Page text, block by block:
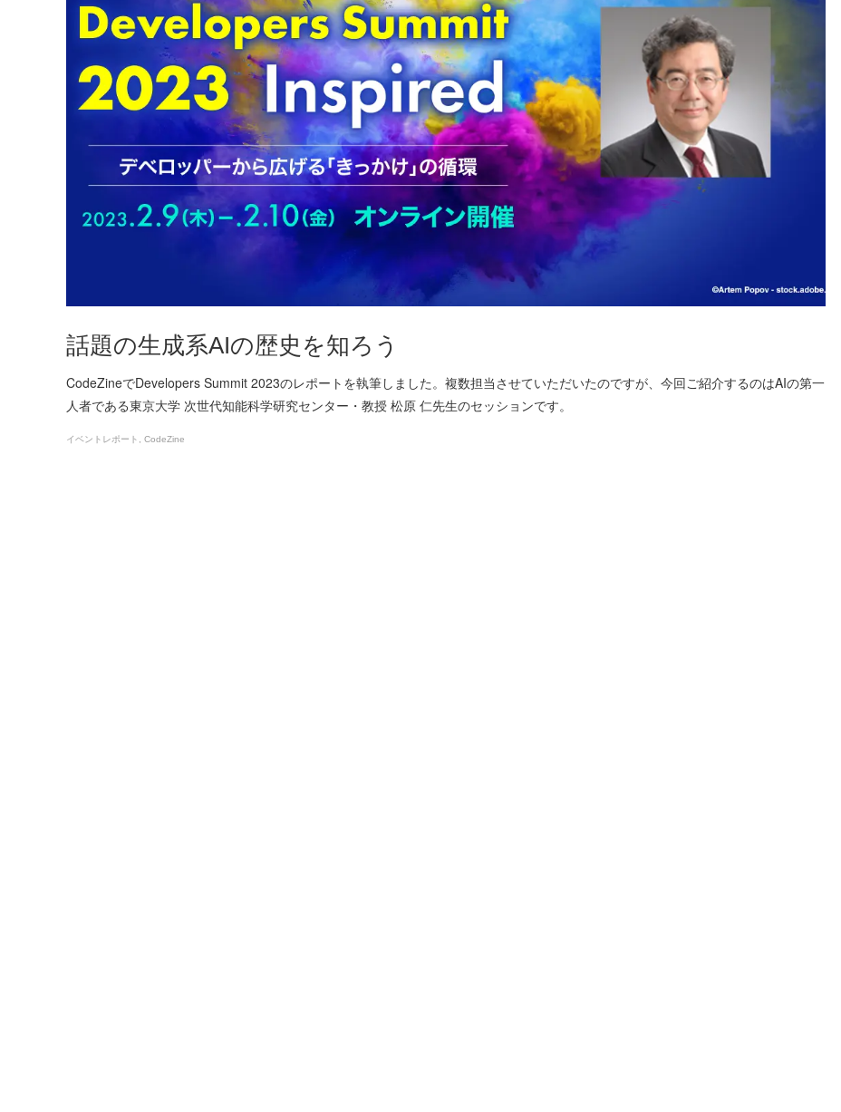
話題の生成系AIの歴史を知ろう
CodeZineでDevelopers Summit 2023のレポートを執筆しました。複数担当させていただいたのですが、今回ご紹介するのはAIの第一
人者である東京大学 次世代知能科学研究センター・教授 松原 仁先生のセッションです。
イベントレポート CodeZine